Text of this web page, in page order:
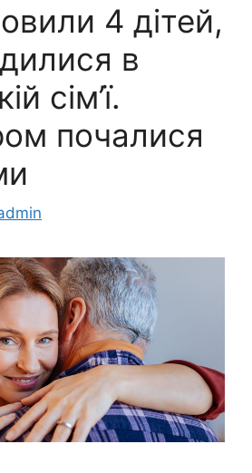
4 дітей,
в
сім’ї.
почалися